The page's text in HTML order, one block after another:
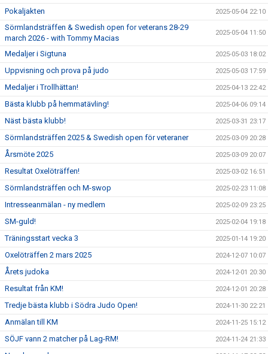
Pokaljakten 2025-05-04 22:10
Sörmlandsträffen & Swedish open for veterans 28-29
march 2026 - with Tommy Macias
2025-05-04 11:50
Medaljer i Sigtuna 2025-05-03 18:02
Uppvisning och prova på judo 2025-05-03 17:59
Medaljer i Trollhättan! 2025-04-13 22:42
Bästa klubb på hemmatävling! 2025-04-06 09:14
Näst bästa klubb! 2025-03-31 23:17
Sörmlandsträffen 2025 & Swedish open för veteraner 2025-03-09 20:28
Årsmöte 2025 2025-03-09 20:07
Resultat Oxelöträffen! 2025-03-02 16:51
Sörmlandsträffen och M-swop 2025-02-23 11:08
Intresseanmälan - ny medlem 2025-02-09 23:25
SM-guld! 2025-02-04 19:18
Träningsstart vecka 3 2025-01-14 19:20
Oxelöträffen 2 mars 2025 2024-12-07 10:07
Årets judoka 2024-12-01 20:30
Resultat från KM! 2024-12-01 20:28
Tredje bästa klubb i Södra Judo Open! 2024-11-30 22:21
Anmälan till KM 2024-11-25 15:12
SÖJF vann 2 matcher på Lag-RM! 2024-11-24 21:33